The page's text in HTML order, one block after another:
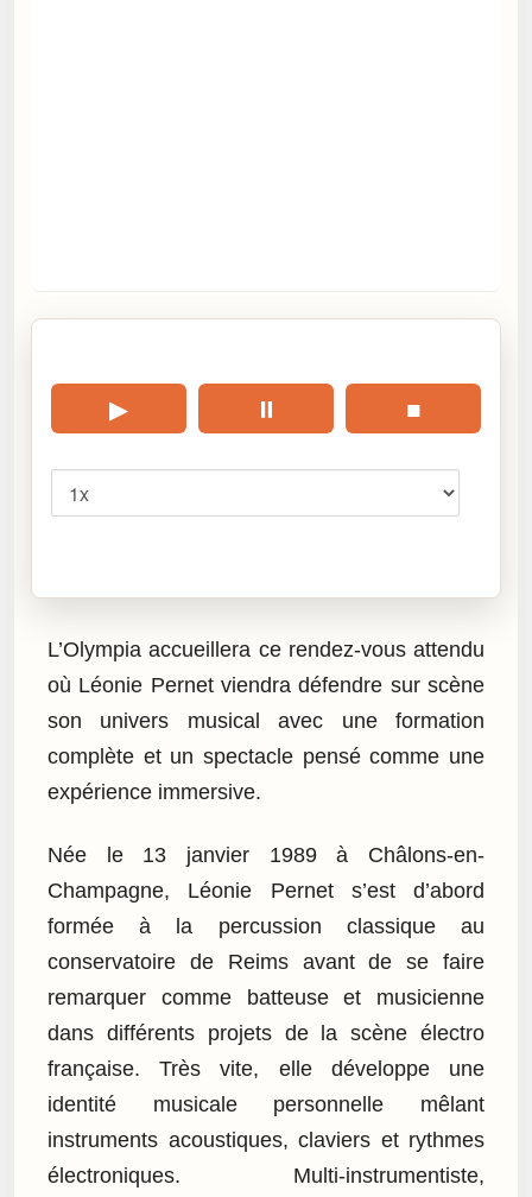
▶ ⏸ ■
L’Olympia accueillera ce rendez-vous attendu
où Léonie Pernet viendra défendre sur scène
son univers musical avec une formation
complète et un spectacle pensé comme une
expérience immersive.
Née le 13 janvier 1989 à Châlons-en-
Champagne, Léonie Pernet s’est d’abord
formée à la percussion classique au
conservatoire de Reims avant de se faire
remarquer comme batteuse et musicienne
dans différents projets de la scène électro
française. Très vite, elle développe une
identité musicale personnelle mêlant
instruments acoustiques, claviers et rythmes
électroniques. Multi-instrumentiste,